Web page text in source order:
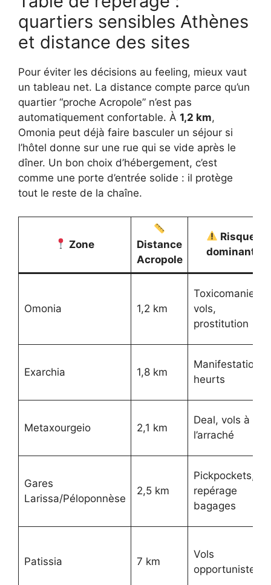
quartiers sensibles Athènes
et distance des sites
Pour éviter les décisions au feeling, mieux vaut
un tableau net. La distance compte parce qu’un
quartier “proche Acropole” n’est pas
automatiquement confortable. À 1,2 km,
Omonia peut déjà faire basculer un séjour si
l’hôtel donne sur une rue qui se vide après le
dîner. Un bon choix d’hébergement, c’est
comme une porte d’entrée solide : il protège
tout le reste de la chaîne.
Zone
Distance
Acropole
Risque
dominant
Omonia 1,2 km
Toxicomanie,
vols,
prostitution
Exarchia 1,8 km
Manifestations,
heurts
Metaxourgeio 2,1 km
Deal, vols à
l’arraché
Gares
Larissa/Péloponnèse
2,5 km
Pickpockets,
repérage
bagages
Patissia 7 km
Vols
opportunistes